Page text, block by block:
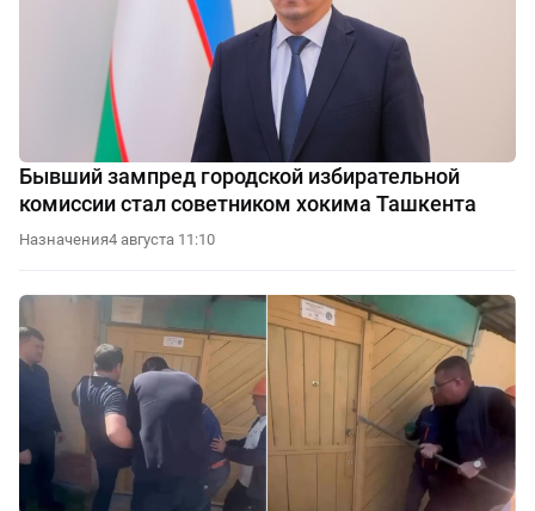
Бывший зампред городской избирательной
комиссии стал советником хокима Ташкента
Назначения4 августа 11:10